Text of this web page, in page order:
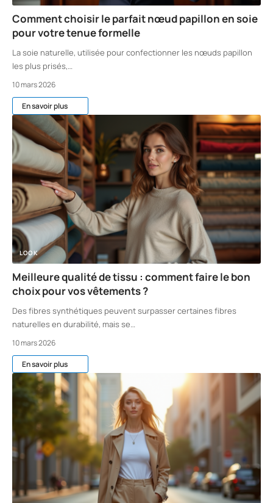
Comment choisir le parfait nœud papillon en soie
pour votre tenue formelle
La soie naturelle, utilisée pour confectionner les nœuds papillon
les plus prisés,…
10 mars 2026
En savoir plus
LOOK
Meilleure qualité de tissu : comment faire le bon
choix pour vos vêtements ?
Des fibres synthétiques peuvent surpasser certaines fibres
naturelles en durabilité, mais se…
10 mars 2026
En savoir plus